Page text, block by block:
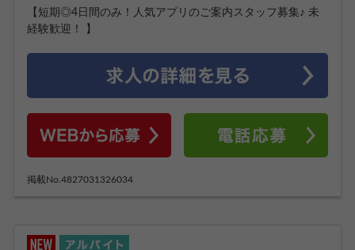
【短期◎4日間のみ！人気アプリのご案内スタッフ募集♪ 未
経験歓迎！ 】
掲載No.4827031326034